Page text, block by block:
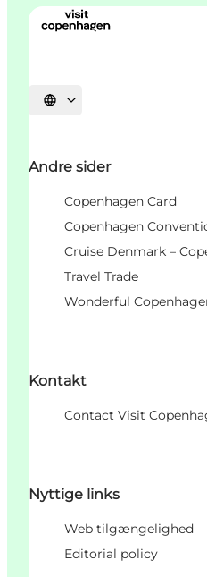
Vælg sprog
Andre sider
Copenhagen Card
Copenhagen
Cruise Denmark –
Travel Trade
Wonderful
Kontakt
Contact Visit
Nyttige links
Web tilgængelighed
Editorial policy